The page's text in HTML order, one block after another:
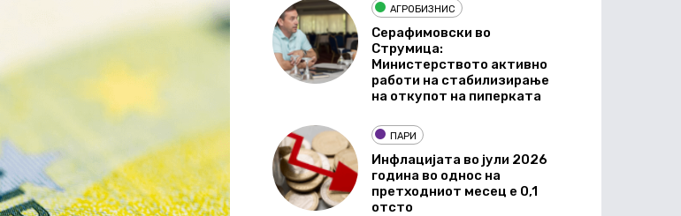
АГРОБИЗНИС
Серафимовски во
Струмица:
Министерството активно
работи на стабилизирање
на откупот на пиперката
ПАРИ
Инфлацијата во јули 2026
година во однос на
претходниот месец е 0,1
отсто